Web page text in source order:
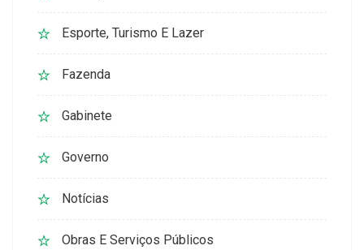
Esporte, Turismo E Lazer
Fazenda
Gabinete
Governo
Notícias
Obras E Serviços Públicos